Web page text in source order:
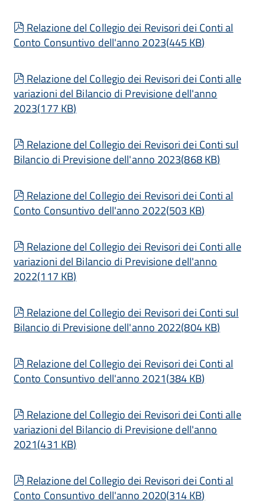
pdf
Relazione del Collegio dei Revisori dei Conti al
Conto Consuntivo dell'anno 2023(445 KB)
pdf
Relazione del Collegio dei Revisori dei Conti alle
variazioni del Bilancio di Previsione dell'anno
2023(177 KB)
pdf
Relazione del Collegio dei Revisori dei Conti sul
Bilancio di Previsione dell'anno 2023(868 KB)
pdf
Relazione del Collegio dei Revisori dei Conti al
Conto Consuntivo dell'anno 2022(503 KB)
pdf
Relazione del Collegio dei Revisori dei Conti alle
variazioni del Bilancio di Previsione dell'anno
2022(117 KB)
pdf
Relazione del Collegio dei Revisori dei Conti sul
Bilancio di Previsione dell'anno 2022(804 KB)
pdf
Relazione del Collegio dei Revisori dei Conti al
Conto Consuntivo dell'anno 2021(384 KB)
pdf
Relazione del Collegio dei Revisori dei Conti alle
variazioni del Bilancio di Previsione dell'anno
2021(431 KB)
pdf
Relazione del Collegio dei Revisori dei Conti al
Conto Consuntivo dell'anno 2020(314 KB)